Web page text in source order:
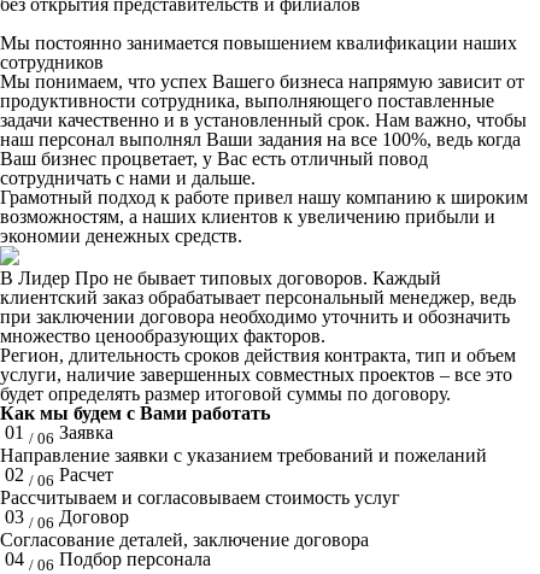
Мы постоянно занимается повышением квалификации наших
сотрудников
Мы понимаем, что успех Вашего бизнеса напрямую зависит от
продуктивности сотрудника, выполняющего поставленные
задачи качественно и в установленный срок. Нам важно, чтобы
наш персонал выполнял Ваши задания на все 100%, ведь когда
Ваш бизнес процветает, у Вас есть отличный повод
сотрудничать с нами и дальше.
Грамотный подход к работе привел нашу компанию к широким
возможностям, а наших клиентов к увеличению прибыли и
экономии денежных средств.
В Лидер Про не бывает типовых договоров. Каждый
клиентский заказ обрабатывает персональный менеджер, ведь
при заключении договора необходимо уточнить и обозначить
множество ценообразующих факторов.
Регион, длительность сроков действия контракта, тип и объем
услуги, наличие завершенных совместных проектов – все это
будет определять размер итоговой суммы по договору.
Как мы будем с Вами работать
01 / 06 Заявка
Направление заявки с указанием требований и пожеланий
02 / 06 Расчет
Рассчитываем и согласовываем стоимость услуг
03 / 06 Договор
Согласование деталей, заключение договора
04 / 06 Подбор персонала